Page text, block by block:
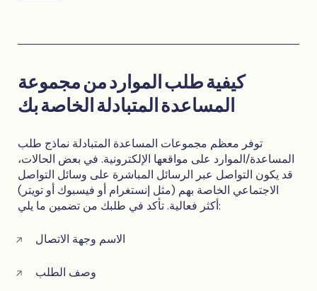
كيفية طلب الموارد من مجموعة
المساعدة المتبادلة الخاصة بك
توفر معظم مجموعات المساعدة المتبادلة نماذج طلب
المساعدة/الموارد على مواقعها الإلكترونية. في بعض الحالات،
قد يكون التواصل عبر الرسائل المباشرة على وسائل التواصل
الاجتماعي الخاصة بهم (مثل إنستغرام أو فيسبوك أو تويتر)
أكثر فعالية. تأكد في طلبك من تضمين ما يلي:
الاسم وجهة الاتصال
وصف الطلب